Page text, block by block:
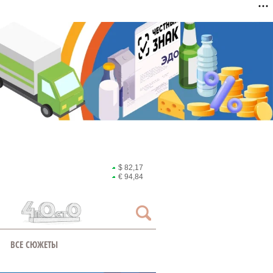
$ 82,17
€ 94,84
ВСЕ СЮЖЕТЫ